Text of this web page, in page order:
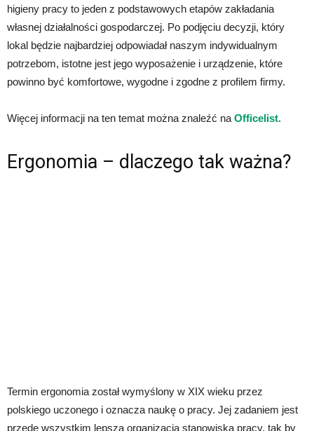
higieny pracy to jeden z podstawowych etapów zakładania
własnej działalności gospodarczej. Po podjęciu decyzji, który
lokal będzie najbardziej odpowiadał naszym indywidualnym
potrzebom, istotne jest jego wyposażenie i urządzenie, które
powinno być komfortowe, wygodne i zgodne z profilem firmy.
Więcej informacji na ten temat można znaleźć na Officelist.
Ergonomia – dlaczego tak ważna?
Termin ergonomia został wymyślony w XIX wieku przez
polskiego uczonego i oznacza naukę o pracy. Jej zadaniem jest
przede wszystkim lepsza organizacja stanowiska pracy, tak by